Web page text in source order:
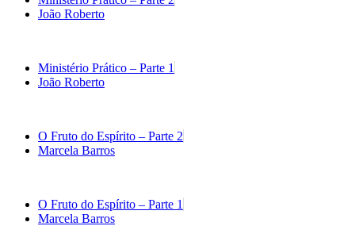
João Roberto
Ministério Prático – Parte 1
João Roberto
O Fruto do Espírito – Parte 2
Marcela Barros
O Fruto do Espírito – Parte 1
Marcela Barros